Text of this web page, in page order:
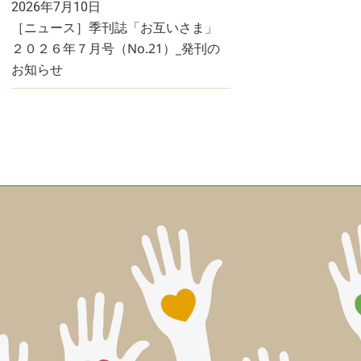
2026年7月10日
［ニュース］季刊誌「お互いさま」
２０２６年７月号（No.21）_発刊の
お知らせ